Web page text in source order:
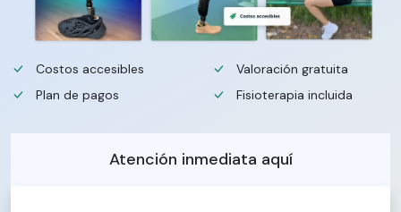
Costos accesibles
Plan de pagos
Valoración gratuita
Fisioterapia incluida
Atención inmediata aquí